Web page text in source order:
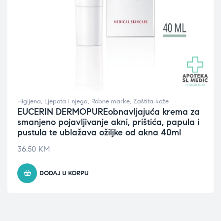
Higijena, Ljepota i njega, Robne marke, Zaštita kože
EUCERIN DERMOPUREobnavljajuća krema za
smanjeno pojavljivanje akni, prištića, papula i
pustula te ublažava ožiljke od akna 40ml
36.50 KM
DODAJ U KORPU